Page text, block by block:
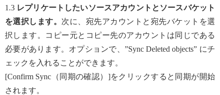
1.3 レプリケートしたいソースアカウントとソースバケット
を選択します。 次に、宛先アカウントと宛先バケットを選
択します。コピー元とコピー先のアカウントは同じである
必要があります。オプションで、”Sync Deleted objects” にチ
ェックを入れることができます。
[Confirm Sync（同期の確認）]をクリックすると同期が開始
されます。